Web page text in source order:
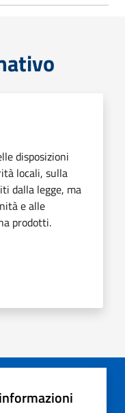
disposizioni
locali, sulla
dalla legge, ma
e alle
prodotti.